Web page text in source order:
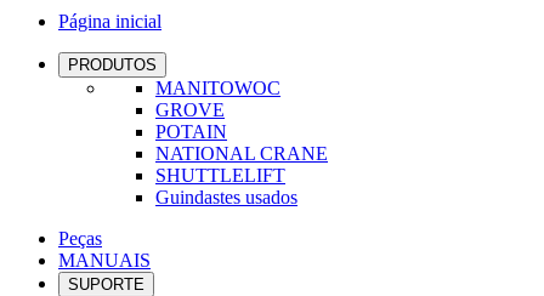
Página inicial
PRODUTOS
MANITOWOC
GROVE
POTAIN
NATIONAL CRANE
SHUTTLELIFT
Guindastes usados
Peças
MANUAIS
SUPORTE